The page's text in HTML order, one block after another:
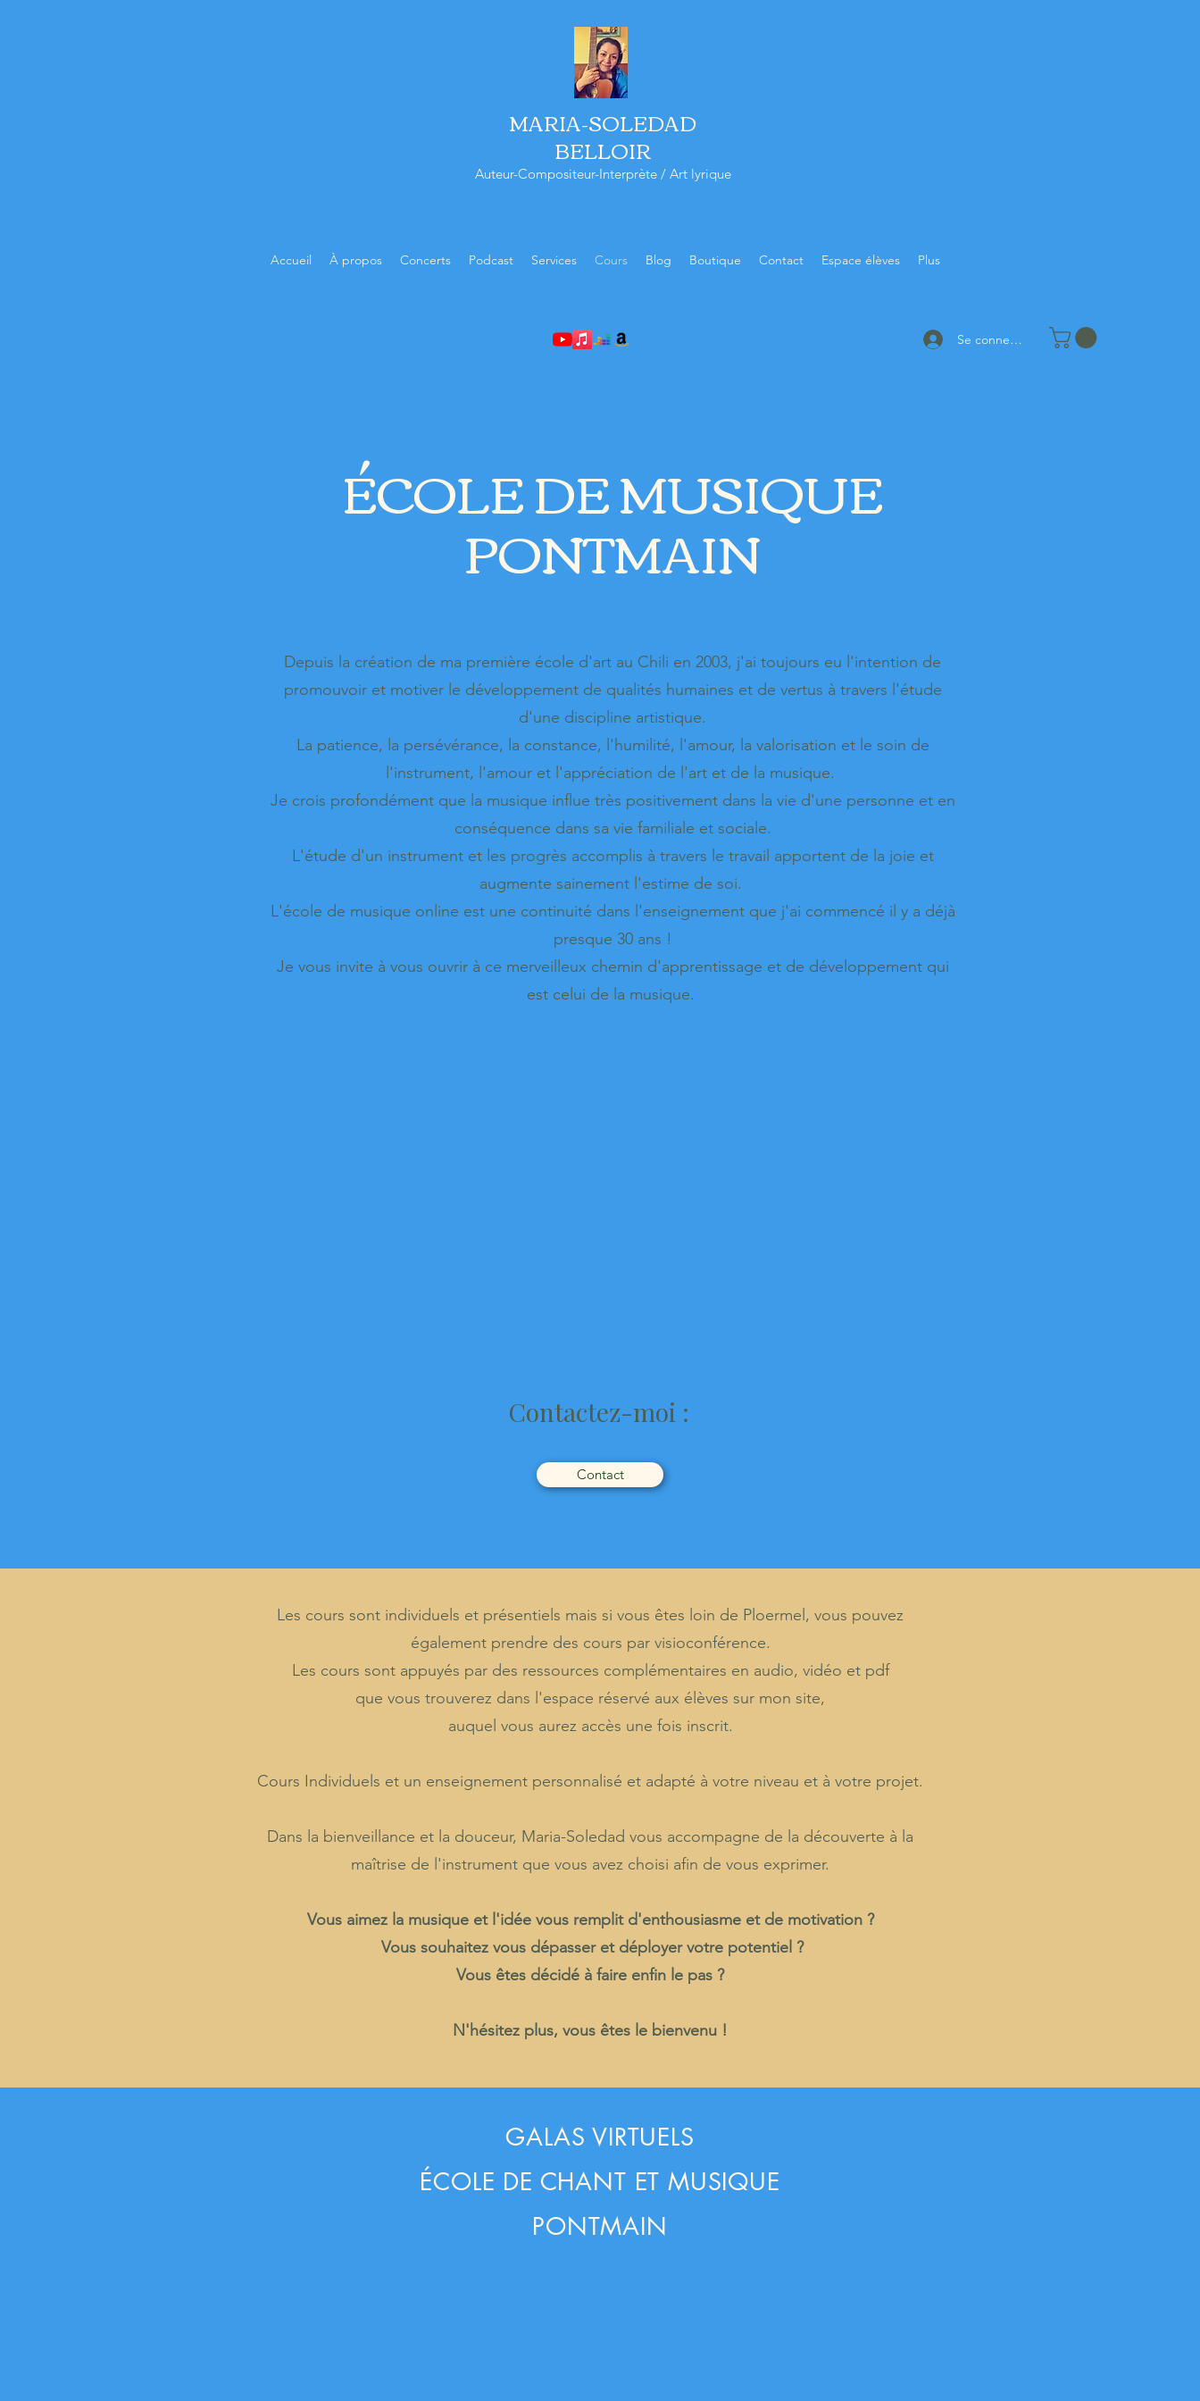
MARIA-SOLEDAD
BELLOIR
Auteur-Compositeur-Interprète / Art lyrique
Accueil À propos Concerts Podcast Services Cours Blog Boutique Contact Espace élèves Plus
Se connecter
ÉCOLE DE MUSIQUE
PONTMAIN
Depuis la création de ma première école d'art au Chili en 2003, j'ai toujours eu l'intention de
promouvoir et motiver le développement de qualités humaines et de vertus à travers l'étude
d'une discipline artistique.
La patience, la persévérance, la constance, l'humilité, l'amour, la valorisation et le soin de
l'instrument, l'amour et l'appréciation de l'art et de la musique.
Je crois profondément que la musique influe très positivement dans la vie d'une personne et en
conséquence dans sa vie familiale et sociale.
L'étude d'un instrument et les progrès accomplis à travers le travail apportent de la joie et
augmente sainement l'estime de soi.
L'école de musique online est une continuité dans l'enseignement que j'ai commencé il y a déjà
presque 30 ans !
Je vous invite à vous ouvrir à ce merveilleux chemin d'apprentissage et de développement qui
est celui de la musique.
Contactez-moi :
Contact
Les cours sont individuels et présentiels mais si vous êtes loin de Ploermel, vous pouvez
également prendre des cours par visioconférence.
Les cours sont appuyés par des ressources complémentaires en audio, vidéo et pdf
que vous trouverez dans l'espace réservé aux élèves sur mon site,
auquel vous aurez accès une fois inscrit.
Cours Individuels et un enseignement personnalisé et adapté à votre niveau et à votre projet.
​Dans la bienveillance et la douceur, Maria-Soledad vous accompagne de la découverte à la
maîtrise de l'instrument que vous avez choisi afin de vous exprimer.
Vous aimez la musique et l'idée vous remplit d'enthousiasme et de motivation ?
Vous souhaitez vous dépasser et déployer votre potentiel ?
Vous êtes décidé à faire enfin le pas ?
N'hésitez plus, vous êtes le bienvenu !
GALAS VIRTUELS
ÉCOLE DE CHANT ET MUSIQUE
PONTMAIN